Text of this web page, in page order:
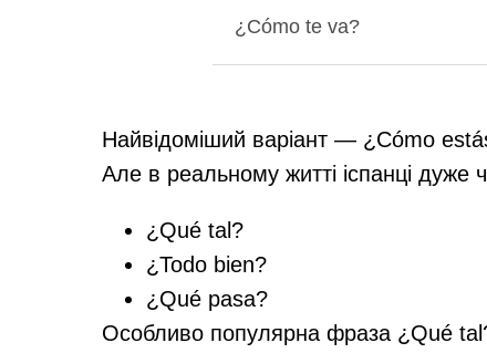
¿Cómo te va?
Найвідоміший варіант — ¿Cómo
Але в реальному житті іспанці дуже
¿Qué tal?
¿Todo bien?
¿Qué pasa?
Особливо популярна фраза ¿Qué